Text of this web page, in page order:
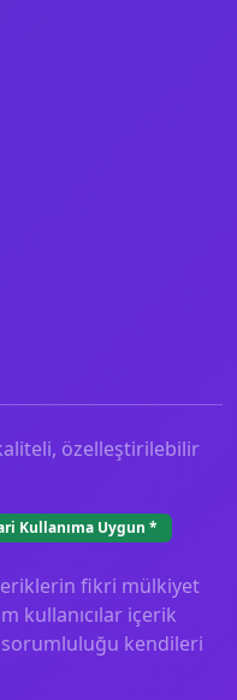
özelleştirilebilir
Kullanıma Uygun *
fikri mülkiyet
kullanıcılar içerik
sorumluluğu kendileri